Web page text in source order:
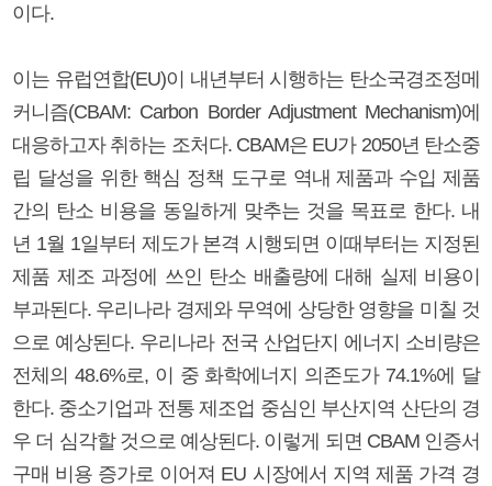
이다.
이는 유럽연합(EU)이 내년부터 시행하는 탄소국경조정메
커니즘(CBAM: Carbon Border Adjustment Mechanism)에
대응하고자 취하는 조처다. CBAM은 EU가 2050년 탄소중
립 달성을 위한 핵심 정책 도구로 역내 제품과 수입 제품
간의 탄소 비용을 동일하게 맞추는 것을 목표로 한다. 내
년 1월 1일부터 제도가 본격 시행되면 이때부터는 지정된
제품 제조 과정에 쓰인 탄소 배출량에 대해 실제 비용이
부과된다. 우리나라 경제와 무역에 상당한 영향을 미칠 것
으로 예상된다. 우리나라 전국 산업단지 에너지 소비량은
전체의 48.6%로, 이 중 화학에너지 의존도가 74.1%에 달
한다. 중소기업과 전통 제조업 중심인 부산지역 산단의 경
우 더 심각할 것으로 예상된다. 이렇게 되면 CBAM 인증서
구매 비용 증가로 이어져 EU 시장에서 지역 제품 가격 경